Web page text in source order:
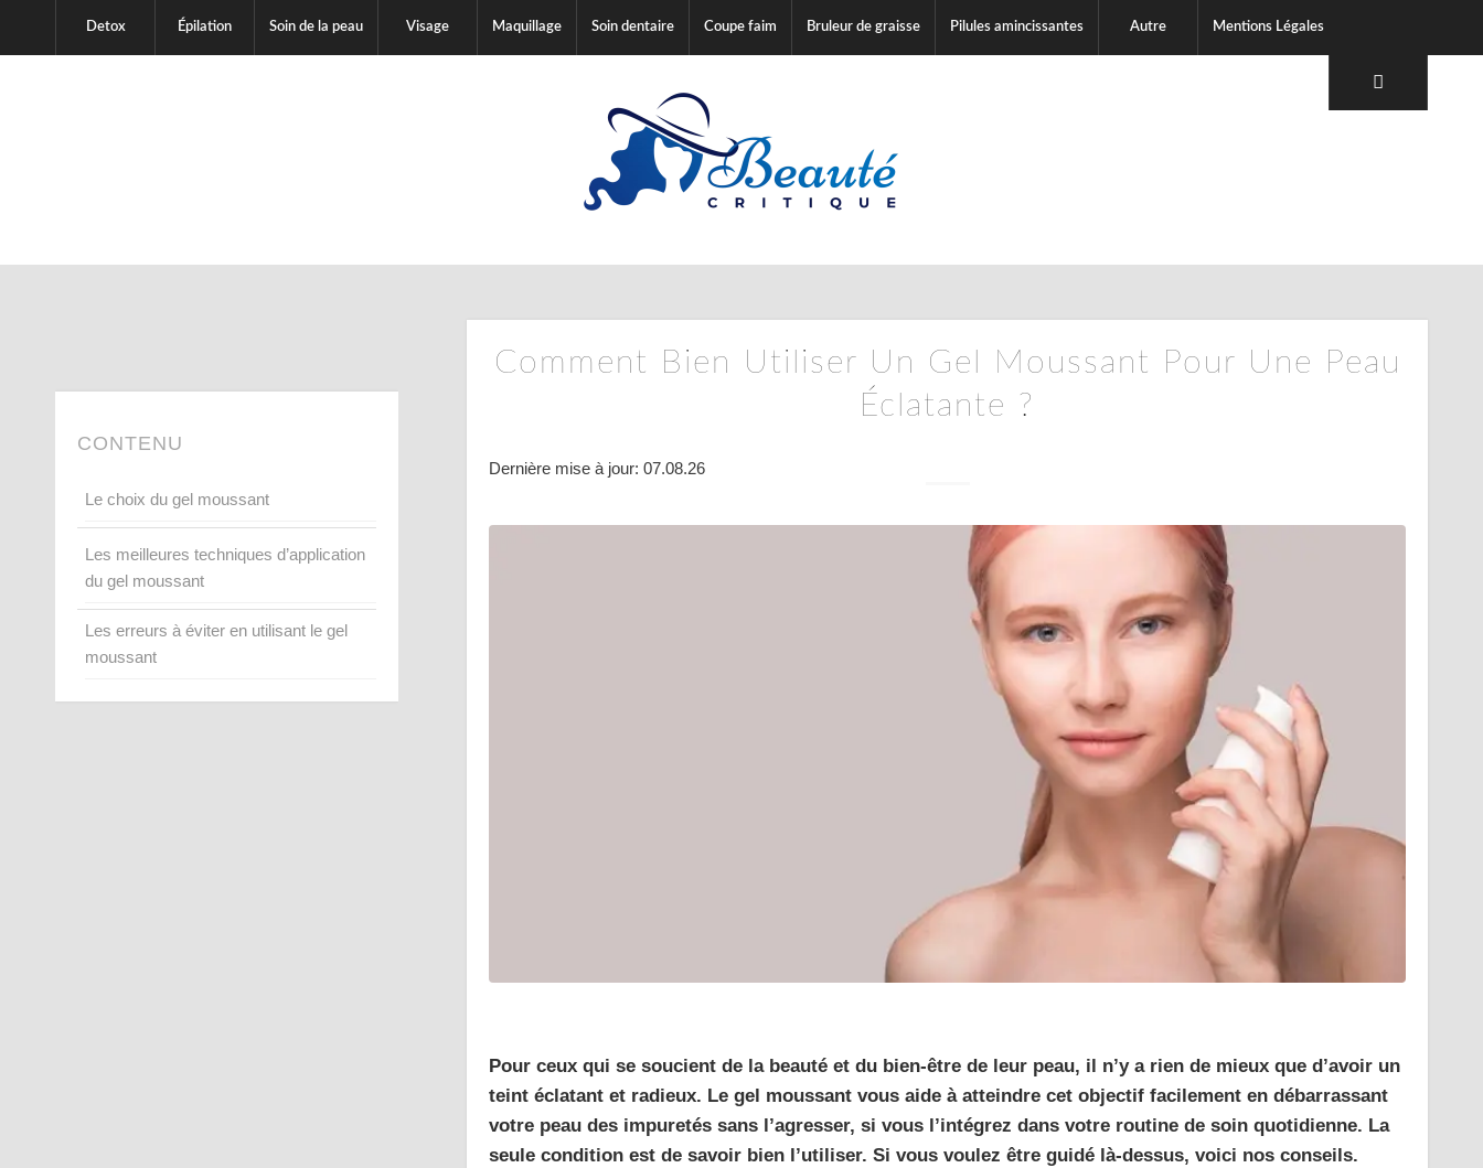
Detox Épilation Soin de la peau Visage Maquillage Soin dentaire Coupe faim Bruleur de graisse Pilules amincissantes Autre Mentions Légales
CONTENU
Le choix du gel moussant
Les meilleures techniques d’application
du gel moussant
Les erreurs à éviter en utilisant le gel
moussant
Comment Bien Utiliser Un Gel Moussant Pour Une Peau
Éclatante ?
Dernière mise à jour: 07.08.26
Pour ceux qui se soucient de la beauté et du bien-être de leur peau, il n’y a rien de mieux que d’avoir un
teint éclatant et radieux. Le gel moussant vous aide à atteindre cet objectif facilement en débarrassant
votre peau des impuretés sans l’agresser, si vous l’intégrez dans votre routine de soin quotidienne. La
seule condition est de savoir bien l’utiliser. Si vous voulez être guidé là-dessus, voici nos conseils.